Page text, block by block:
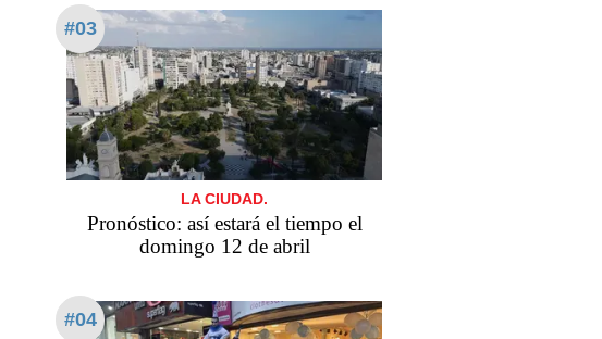
#03
LA CIUDAD.
Pronóstico: así estará el tiempo el
domingo 12 de abril
#04